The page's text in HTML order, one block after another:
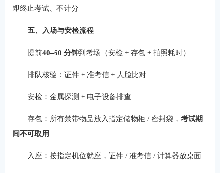
即终止考试、不计分
五、入场与安检流程
提前40–60 分钟到考场（安检 + 存包 + 拍照耗时）
排队核验：证件 + 准考信 + 人脸比对
安检：金属探测 + 电子设备排查
存包：所有禁带物品放入指定储物柜 / 密封袋， 考试期
间不可取用
入座：按指定机位就座，证件 / 准考信 / 计算器放桌面